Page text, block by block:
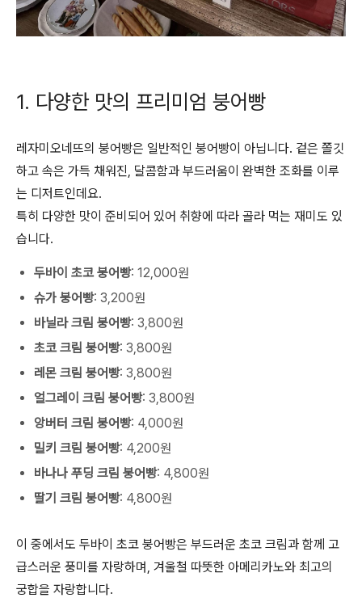
1. 다양한 맛의 프리미엄 붕어빵
레자미오네뜨의 붕어빵은 일반적인 붕어빵이 아닙니다. 겉은 쫄깃
하고 속은 가득 채워진, 달콤함과 부드러움이 완벽한 조화를 이루
는 디저트인데요.
특히 다양한 맛이 준비되어 있어 취향에 따라 골라 먹는 재미도 있
습니다.
두바이 초코 붕어빵: 12,000원
슈가 붕어빵: 3,200원
바닐라 크림 붕어빵: 3,800원
초코 크림 붕어빵: 3,800원
레몬 크림 붕어빵: 3,800원
얼그레이 크림 붕어빵: 3,800원
앙버터 크림 붕어빵: 4,000원
밀키 크림 붕어빵: 4,200원
바나나 푸딩 크림 붕어빵: 4,800원
딸기 크림 붕어빵: 4,800원
이 중에서도 두바이 초코 붕어빵은 부드러운 초코 크림과 함께 고
급스러운 풍미를 자랑하며, 겨울철 따뜻한 아메리카노와 최고의
궁합을 자랑합니다.